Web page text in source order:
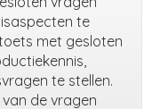
te
met gesloten
te stellen.
de vragen